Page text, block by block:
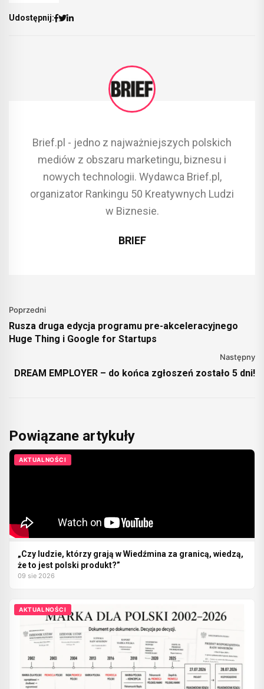
Udostępnij:
Brief.pl - jedno z najważniejszych polskich
mediów z obszaru marketingu, biznesu i
nowych technologii. Wydawca Brief.pl,
organizator Rankingu 50 Kreatywnych Ludzi
w Biznesie.
BRIEF
Poprzedni
Rusza druga edycja programu pre-akceleracyjnego
Huge Thing i Google for Startups
Następny
DREAM EMPLOYER – do końca zgłoszeń zostało 5 dni!
Powiązane artykuły
AKTUALNOŚCI
„Czy ludzie, którzy grają w Wiedźmina za granicą, wiedzą,
że to jest polski produkt?”
09 sie 2026
AKTUALNOŚCI